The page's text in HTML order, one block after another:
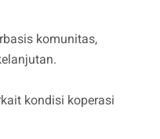
komunitas,
kondisi koperasi